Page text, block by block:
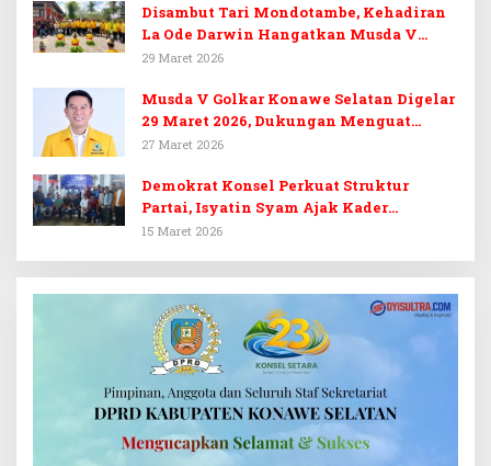
Disambut Tari Mondotambe, Kehadiran
La Ode Darwin Hangatkan Musda V
Golkar Konsel
29 Maret 2026
Musda V Golkar Konawe Selatan Digelar
29 Maret 2026, Dukungan Menguat
untuk Irham Kalenggo
27 Maret 2026
Demokrat Konsel Perkuat Struktur
Partai, Isyatin Syam Ajak Kader
Kembalikan Kejayaan
15 Maret 2026